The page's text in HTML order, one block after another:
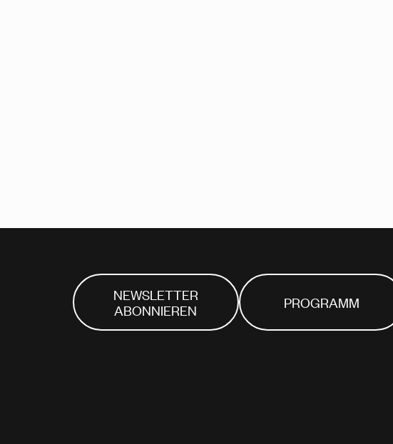
NEWSLETTER
ABONNIEREN
PROGRAMM